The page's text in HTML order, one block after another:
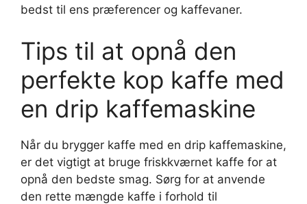
bedst til ens præferencer og kaffevaner.
Tips til at opnå den
perfekte kop kaffe med
en drip kaffemaskine
Når du brygger kaffe med en drip kaffemaskine,
er det vigtigt at bruge friskkværnet kaffe for at
opnå den bedste smag. Sørg for at anvende
den rette mængde kaffe i forhold til